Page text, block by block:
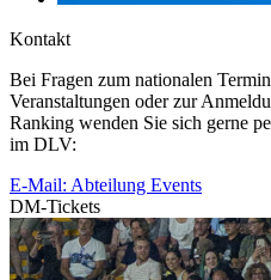
Kontakt
Bei Fragen zum nationalen
Veranstaltungen oder zur
Ranking wenden Sie sich gerne
im DLV:
E-Mail: Abteilung Events
DM-Tickets